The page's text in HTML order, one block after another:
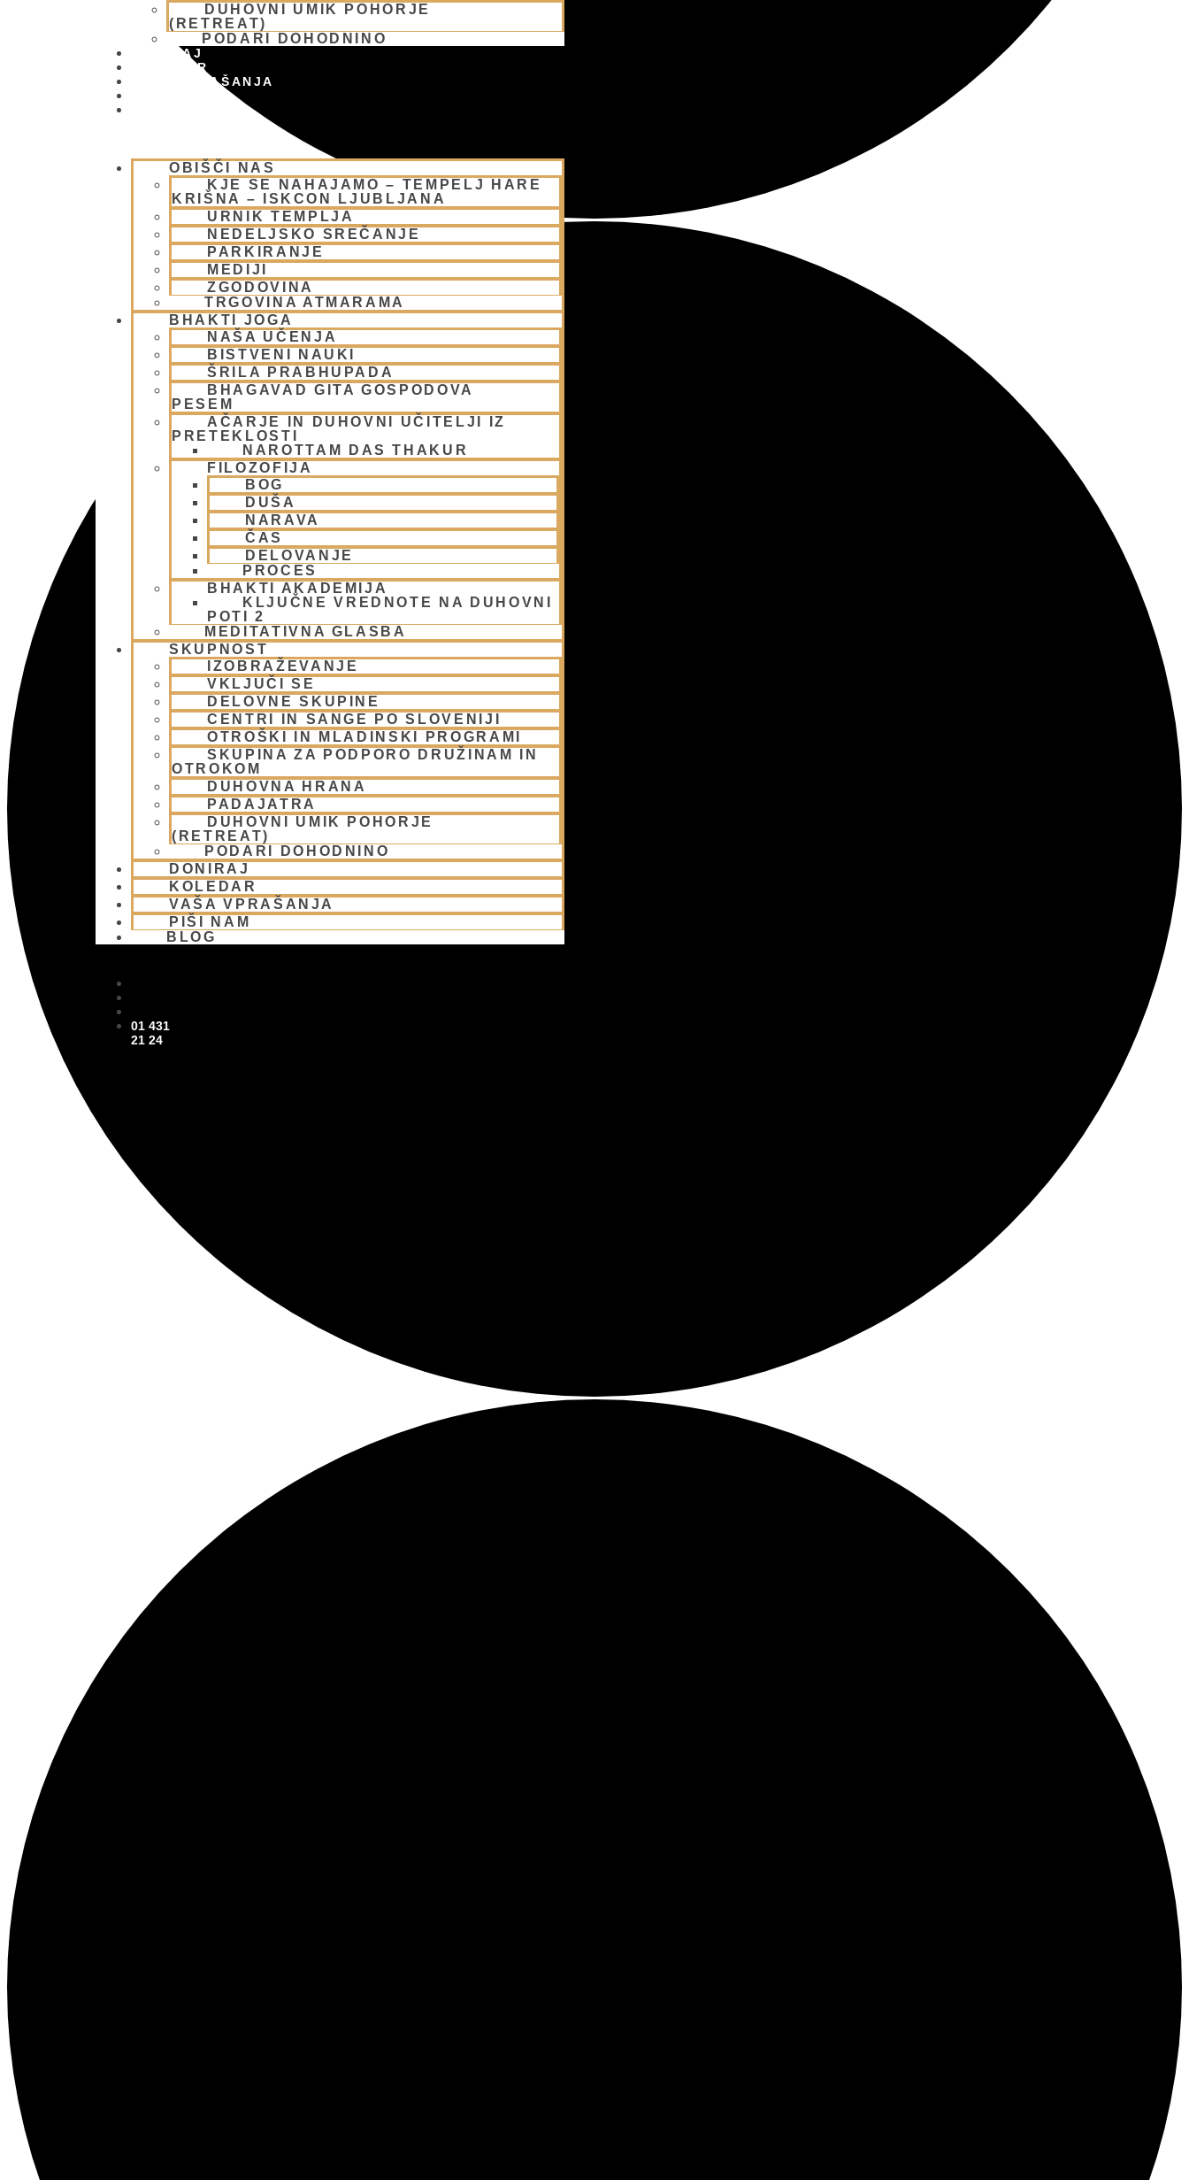
DUHOVNI UMIK POHORJE
(RETREAT)
PODARI DOHODNINO
DONIRAJ
KOLEDAR
VAŠA VPRAŠANJA
OBIŠČI NAS
KJE SE NAHAJAMO – TEMPELJ HARE
KRIŠNA – ISKCON LJUBLJANA
URNIK TEMPLJA
NEDELJSKO SREČANJE
PARKIRANJE
MEDIJI
ZGODOVINA
TRGOVINA ATMARAMA
BHAKTI JOGA
NAŠA UČENJA
BISTVENI NAUKI
ŠRILA PRABHUPADA
BHAGAVAD GITA GOSPODOVA
PESEM
AČARJE IN DUHOVNI UČITELJI IZ
PRETEKLOSTI
NAROTTAM DAS THAKUR
FILOZOFIJA
BOG
DUŠA
NARAVA
ČAS
DELOVANJE
PROCES
BHAKTI AKADEMIJA
KLJUČNE VREDNOTE NA DUHOVNI
POTI 2
MEDITATIVNA GLASBA
SKUPNOST
IZOBRAŽEVANJE
VKLJUČI SE
DELOVNE SKUPINE
CENTRI IN SANGE PO SLOVENIJI
OTROŠKI IN MLADINSKI PROGRAMI
SKUPINA ZA PODPORO DRUŽINAM IN
OTROKOM
DUHOVNA HRANA
PADAJATRA
DUHOVNI UMIK POHORJE
(RETREAT)
PODARI DOHODNINO
DONIRAJ
KOLEDAR
VAŠA VPRAŠANJA
PIŠI NAM
BLOG
01 431
21 24